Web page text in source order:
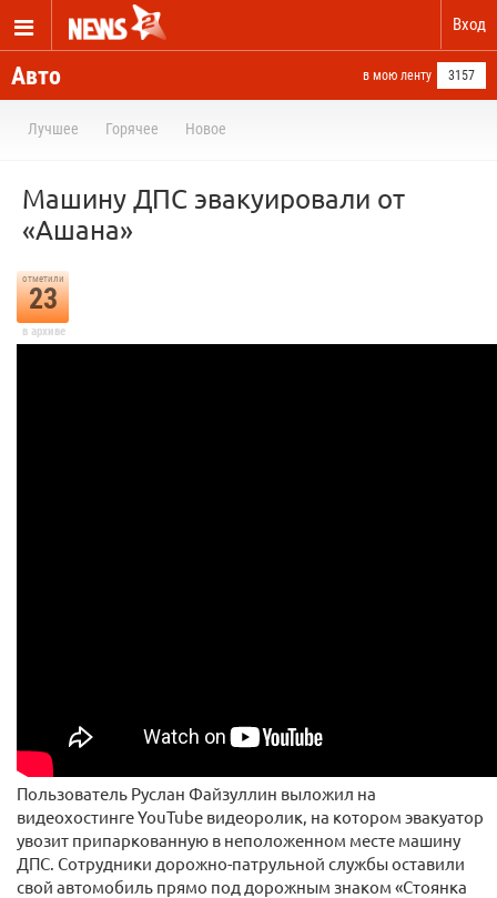
Вход
Авто в мою ленту 3157
Лучшее Горячее Новое
Машину ДПС эвакуировали от
«Ашана»
отметили
23
в архиве
Пользователь Руслан Файзуллин выложил на
видеохостинге YouTube видеоролик, на котором эвакуатор
увозит припаркованную в неположенном месте машину
ДПС. Сотрудники дорожно-патрульной службы оставили
свой автомобиль прямо под дорожным знаком «Стоянка